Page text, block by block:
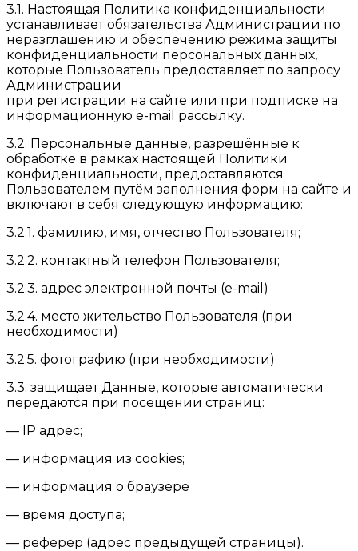
3.1. Настоящая Политика конфиденциальности
устанавливает обязательства Администрации по
неразглашению и обеспечению режима защиты
конфиденциальности персональных данных,
которые Пользователь предоставляет по запросу
Администрации
при регистрации на сайте или при подписке на
информационную e-mail рассылку.
3.2. Персональные данные, разрешённые к
обработке в рамках настоящей Политики
конфиденциальности, предоставляются
Пользователем путём заполнения форм на сайте и
включают в себя следующую информацию:
3.2.1. фамилию, имя, отчество Пользователя;
3.2.2. контактный телефон Пользователя;
3.2.3. адрес электронной почты (e-mail)
3.2.4. место жительство Пользователя (при
необходимости)
3.2.5. фотографию (при необходимости)
3.3. защищает Данные, которые автоматически
передаются при посещении страниц:
— IP адрес;
— информация из cookies;
— информация о браузере
— время доступа;
— реферер (адрес предыдущей страницы).